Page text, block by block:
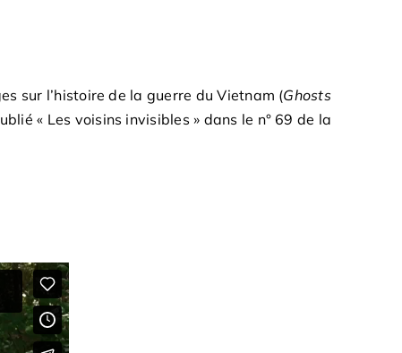
sur l’histoire de la guerre du Vietnam (Ghosts
« Les voisins invisibles » dans le n° 69 de la